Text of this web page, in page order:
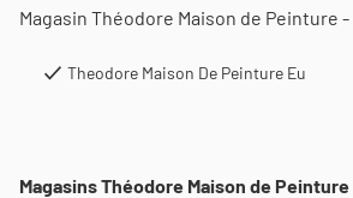
Magasin Théodore Maison de Peinture -
Theodore Maison De Peinture Eu
Magasins Théodore Maison de Peinture